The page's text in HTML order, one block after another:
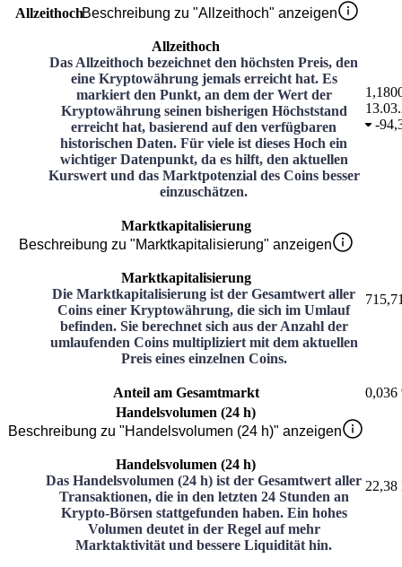
AllzeithochBeschreibung zu "Allzeithoch" anzeigen
Allzeithoch
Das Allzeithoch bezeichnet den höchsten Preis, den
eine Kryptowährung jemals erreicht hat. Es
markiert den Punkt, an dem der Wert der
Kryptowährung seinen bisherigen Höchststand
erreicht hat, basierend auf den verfügbaren
historischen Daten. Für viele ist dieses Hoch ein
wichtiger Datenpunkt, da es hilft, den aktuellen
Kurswert und das Marktpotenzial des Coins besser
einzuschätzen.
-
Marktkapitalisierung
Beschreibung zu "Marktkapitalisierung" anzeigen
Marktkapitalisierung
Die Marktkapitalisierung ist der Gesamtwert aller
Coins einer Kryptowährung, die sich im Umlauf
befinden. Sie berechnet sich aus der Anzahl der
umlaufenden Coins multipliziert mit dem aktuellen
Preis eines einzelnen Coins.
Anteil am Gesamtmarkt
0,036
Handelsvolumen (24 h)
Beschreibung zu "Handelsvolumen (24 h)" anzeigen
Handelsvolumen (24 h)
Das Handelsvolumen (24 h) ist der Gesamtwert aller
Transaktionen, die in den letzten 24 Stunden an
Krypto-Börsen stattgefunden haben. Ein hohes
Volumen deutet in der Regel auf mehr
Marktaktivität und bessere Liquidität hin.